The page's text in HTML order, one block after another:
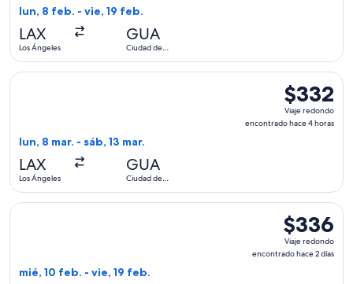
lun, 8 feb. - vie, 19 feb.
LAX
Los Ángeles
GUA
Ciudad de
$332
Viaje
redondo,
$332
Viaje redondo
encontrado hace 4 horas
lun, 8 mar. - sáb, 13 mar.
LAX
Los Ángeles
GUA
Ciudad de
Seleccionar vuelo de Volaris Costa Rica, con salida el lun,
$336
Viaje
redondo,
$336
Viaje redondo
encontrado hace 2 días
mié, 10 feb. - vie, 19 feb.
Seleccionar vuelo de Volaris Costa Rica, con salida el mié,